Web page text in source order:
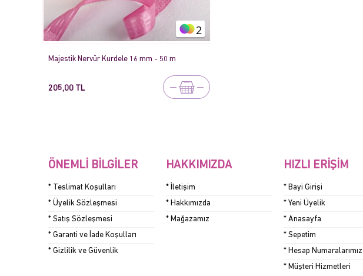
2
Majestik Nervür Kurdele 16 mm - 50 m
205,00 TL
ÖNEMLI BILGILER
* Teslimat Koşulları
* Üyelik Sözleşmesi
* Satış Sözleşmesi
* Garanti ve İade Koşulları
* Gizlilik ve Güvenlik
HAKKIMIZDA
* İletişim
* Hakkımızda
* Mağazamız
HIZLI ERIŞIM
* Bayi Girişi
* Yeni Üyelik
* Anasayfa
* Sepetim
* Hesap Numaralarımız
* Müşteri Hizmetleri